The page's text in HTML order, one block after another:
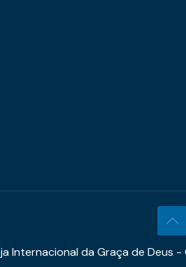
Internacional da Graça de Deus